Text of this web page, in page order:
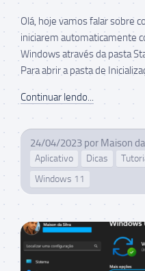
Olá, hoje vamos falar sobre
iniciarem automaticamente
Windows através da pasta
Para abrir a pasta de
Continuar lendo...
24/04/2023 por Maison
Aplicativo Dicas
Windows 11